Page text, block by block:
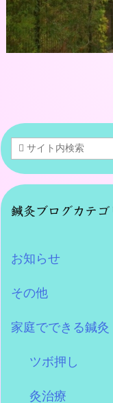
鍼灸ブログカテゴ
お知らせ
その他
家庭でできる鍼灸
ツボ押し
灸治療